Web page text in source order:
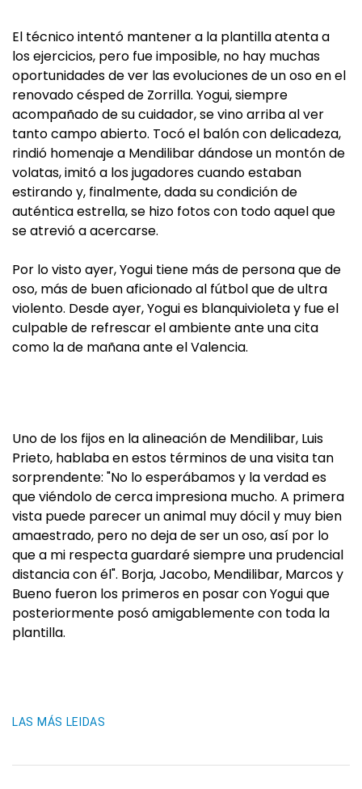
El técnico intentó mantener a la plantilla atenta a
los ejercicios, pero fue imposible, no hay muchas
oportunidades de ver las evoluciones de un oso en el
renovado césped de Zorrilla. Yogui, siempre
acompañado de su cuidador, se vino arriba al ver
tanto campo abierto. Tocó el balón con delicadeza,
rindió homenaje a Mendilibar dándose un montón de
volatas, imitó a los jugadores cuando estaban
estirando y, finalmente, dada su condición de
auténtica estrella, se hizo fotos con todo aquel que
se atrevió a acercarse.
Por lo visto ayer, Yogui tiene más de persona que de
oso, más de buen aficionado al fútbol que de ultra
violento. Desde ayer, Yogui es blanquivioleta y fue el
culpable de refrescar el ambiente ante una cita
como la de mañana ante el Valencia.
Uno de los fijos en la alineación de Mendilibar, Luis
Prieto, hablaba en estos términos de una visita tan
sorprendente: "No lo esperábamos y la verdad es
que viéndolo de cerca impresiona mucho. A primera
vista puede parecer un animal muy dócil y muy bien
amaestrado, pero no deja de ser un oso, así por lo
que a mi respecta guardaré siempre una prudencial
distancia con él". Borja, Jacobo, Mendilibar, Marcos y
Bueno fueron los primeros en posar con Yogui que
posteriormente posó amigablemente con toda la
plantilla.
LAS MÁS LEIDAS